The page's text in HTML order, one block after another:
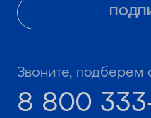
Звоните, подберем
8 800